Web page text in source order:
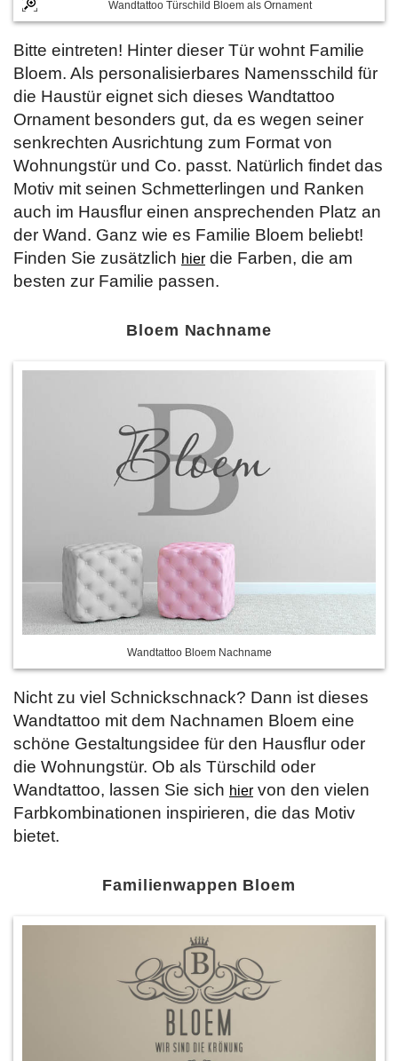
Wandtattoo Türschild Bloem als Ornament
Bitte eintreten! Hinter dieser Tür wohnt Familie
Bloem. Als personalisierbares Namensschild für
die Haustür eignet sich dieses Wandtattoo
Ornament besonders gut, da es wegen seiner
senkrechten Ausrichtung zum Format von
Wohnungstür und Co. passt. Natürlich findet das
Motiv mit seinen Schmetterlingen und Ranken
auch im Hausflur einen ansprechenden Platz an
der Wand. Ganz wie es Familie Bloem beliebt!
Finden Sie zusätzlich hier die Farben, die am
besten zur Familie passen.
Bloem Nachname
Wandtattoo Bloem Nachname
Nicht zu viel Schnickschnack? Dann ist dieses
Wandtattoo mit dem Nachnamen Bloem eine
schöne Gestaltungsidee für den Hausflur oder
die Wohnungstür. Ob als Türschild oder
Wandtattoo, lassen Sie sich hier von den vielen
Farbkombinationen inspirieren, die das Motiv
bietet.
Familienwappen Bloem